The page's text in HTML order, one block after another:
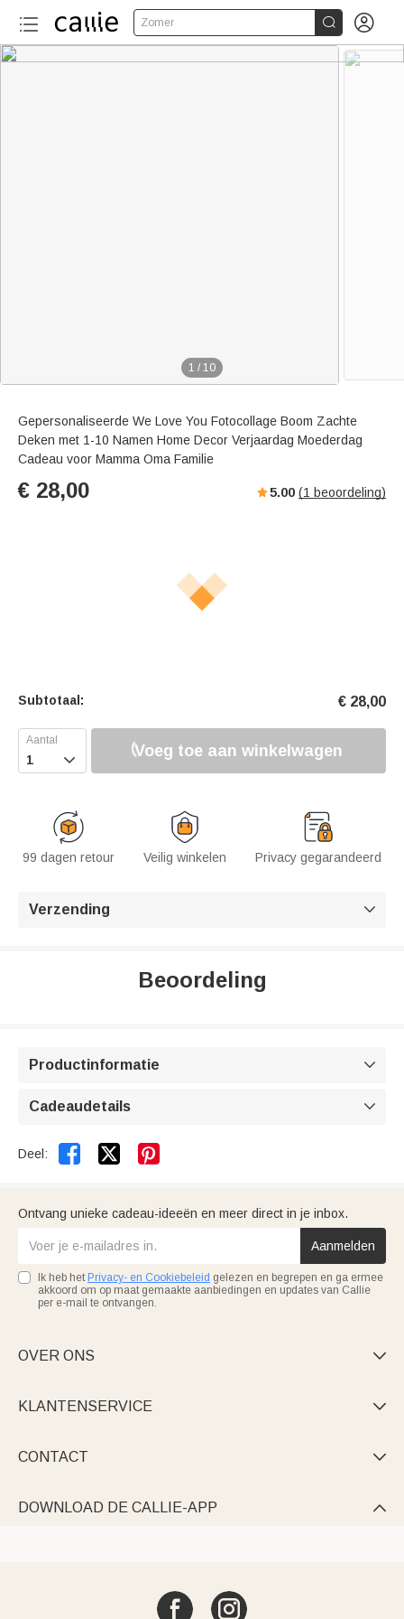
Zomer  
1 / 10
Gepersonaliseerde We Love You Fotocollage Boom Zachte
Deken met 1-10 Namen Home Decor Verjaardag Moederdag
Cadeau voor Mamma Oma Familie
€ 28,00 5.00 (1 beoordeling)
Subtotaal: € 28,00
 Voeg toe aan winkelwagen
99 dagen retour Veilig winkelen Privacy gegarandeerd
Verzending 
Beoordeling
Productinformatie 
Cadeaudetails 
Deel:  
Ontvang unieke cadeau-ideeën en meer direct in je inbox.
Aanmelden
Ik heb het Privacy- en Cookiebeleid gelezen en begrepen en ga ermee
akkoord om op maat gemaakte aanbiedingen en updates van Callie
per e-mail te ontvangen.
OVER ONS 
KLANTENSERVICE 
CONTACT 
DOWNLOAD DE CALLIE-APP 